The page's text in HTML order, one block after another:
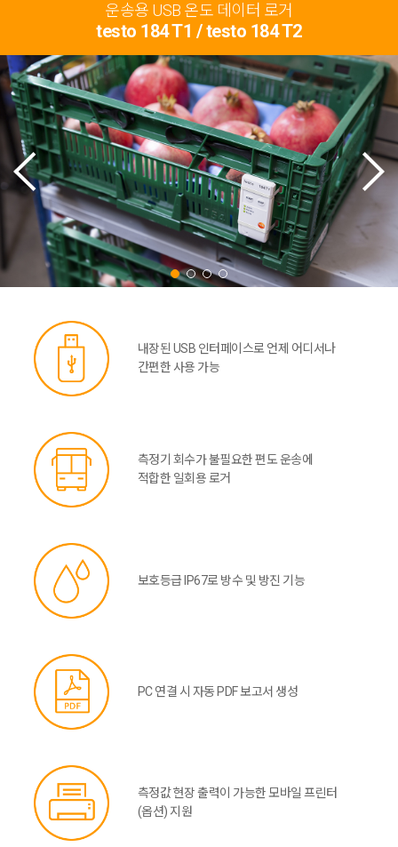
운송용 USB 온도 데이터 로거
testo 184 T1 / testo 184 T2
내장된 USB 인터페이스로 언제 어디서나
간편한 사용 가능
측정기 회수가 불필요한 편도 운송에
적합한 일회용 로거
보호등급 IP67로 방수 및 방진 기능
PC 연결 시 자동 PDF 보고서 생성
측정값 현장 출력이 가능한 모바일 프린터
(옵션) 지원